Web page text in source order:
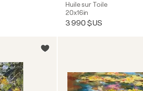
Huile sur Toile
20x16in
3 990 $US